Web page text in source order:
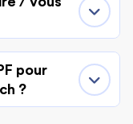
pour
?